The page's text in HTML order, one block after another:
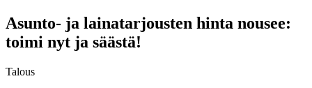
Asunto- ja lainatarjousten hinta nousee:
toimi nyt ja säästä!
Talous